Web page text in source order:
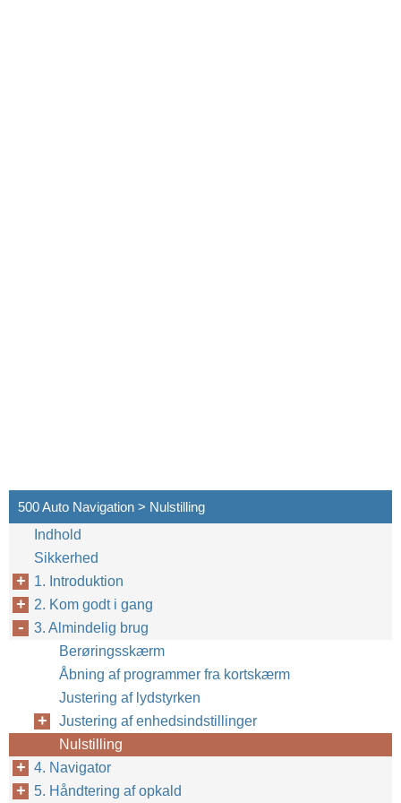
26
500 Auto Navigation > Nulstilling
Indhold
Sikkerhed
1. Introduktion
2. Kom godt i gang
3. Almindelig brug
Berøringsskærm
Åbning af programmer fra kortskærm
Justering af lydstyrken
Justering af enhedsindstillinger
Nulstilling
4. Navigator
5. Håndtering af opkald